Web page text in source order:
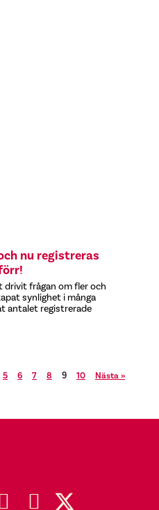
nu registreras
frågan om fler och
synlighet i många
antalet registrerade
5 6 7 8 9 10 Nästa »